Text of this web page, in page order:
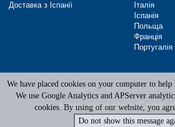
Доставка з Іспанії
Італія
Іспанія
Польща
Франція
Португалія
Terms of Service
Privacy
Адреси наших офісів|Служба
We have placed cookies on your computer to help
We use Google Analytics and APServer
cookies. By using of our website, you
Do not show this message